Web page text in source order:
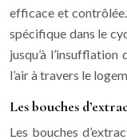
efficace et
spécifique dans le
jusqu’à
l’air à travers le
Les bouches
Les bouches